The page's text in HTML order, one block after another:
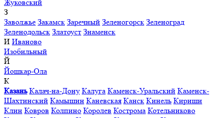
Жуковский
З
Заволжье Закамск Заречный Зеленогорск Зеленоград
Зеленодольск Златоуст Знаменск
И Иваново
Изобильный
Й
Йошкар-Ола
К
Казань Калач-на-Дону Калуга Каменск-Уральский Каменск-
Шахтинский Камышин Каневская Канск Кинель Кириши
Клин Ковров Колпино Королев Кострома Котельниково